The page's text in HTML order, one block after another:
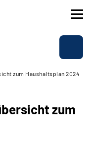
zum Haushaltsplan 2024
zum